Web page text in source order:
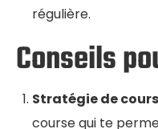
régulière.
Conseils
Stratégie de
course qui te